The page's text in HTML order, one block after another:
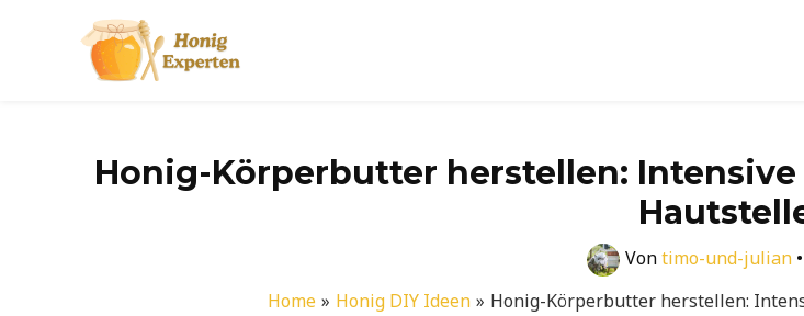
Honig-Körperbutter herstellen:
Vontimo-und-julian •
Home
Honig DIY Ideen Honig-Körperbutter herstellen: